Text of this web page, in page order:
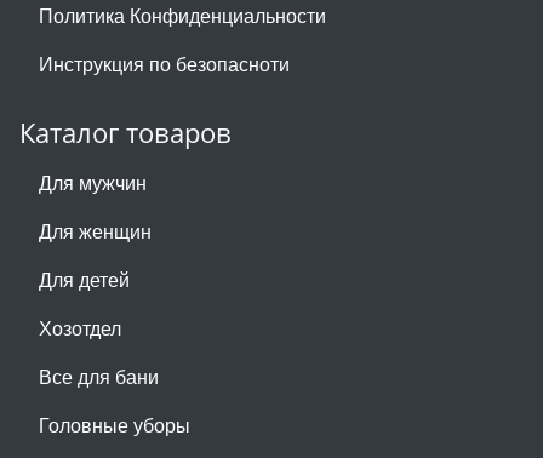
Политика Конфиденциальности
Инструкция по безопасноти
Каталог товаров
Для мужчин
Для женщин
Для детей
Хозотдел
Все для бани
Головные уборы